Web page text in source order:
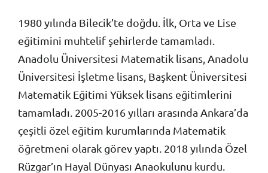
1980 yılında Bilecik’te doğdu. İlk, Orta ve Lise
eğitimini muhtelif şehirlerde tamamladı.
Anadolu Üniversitesi Matematik lisans, Anadolu
Üniversitesi İşletme lisans, Başkent Üniversitesi
Matematik Eğitimi Yüksek lisans eğitimlerini
tamamladı. 2005-2016 yılları arasında Ankara’da
çeşitli özel eğitim kurumlarında Matematik
öğretmeni olarak görev yaptı. 2018 yılında Özel
Rüzgar’ın Hayal Dünyası Anaokulunu kurdu.